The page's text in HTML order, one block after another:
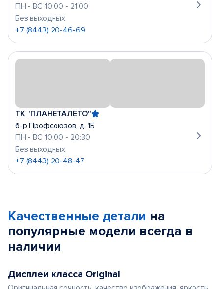
ПН - ВС 10:00 - 21:00
Без выходных
+7 (8443) 20-46-69
ТК "ПЛАНЕТАЛЕТО"
б-р Профсоюзов, д. 1Б
ПН - ВС 10:00 - 20:30
Без выходных
+7 (8443) 20-48-47
Качественные детали на
популярные модели всегда в
наличии
Дисплеи класса Original